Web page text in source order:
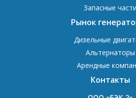
Запасные части
Рынок
Дизельные
Альтернаторы
Арендные
Контакты